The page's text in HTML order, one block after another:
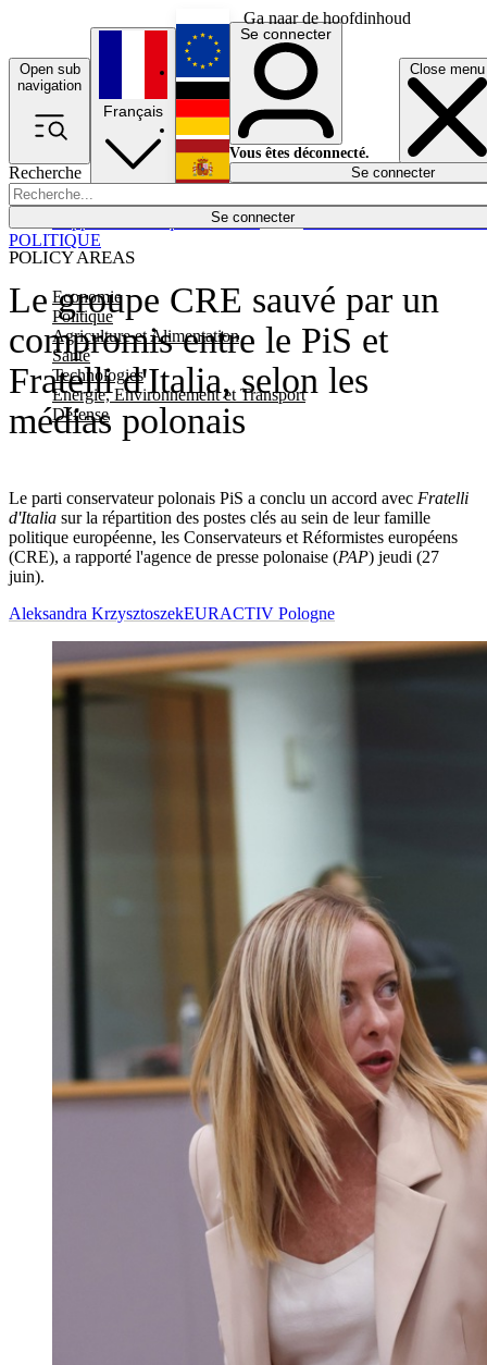
Ga naar de hoofdinhoud
Open sub
navigation
Close menu
Recherche
Se connecter
POLICY AREAS
Economie
Politique
Agriculture et Alimentation
Santé
Technologies
Energie, Environnement et Transport
Défense
Économie
Français
English
Deutsch
Español
Se connecter
Vous êtes déconnecté.
Se connecter
Le groupe CRE sauvé par un
compromis entre le PiS et
Fratelli d'Italia, selon les
médias polonais
Le parti conservateur polonais PiS a conclu un accord avec Fratelli
d'Italia sur la répartition des postes clés au sein de leur famille
politique européenne, les Conservateurs et Réformistes européens
(CRE), a rapporté l'agence de presse polonaise (PAP) jeudi (27
juin).
POLITIQUE
Aleksandra KrzysztoszekEURACTIV Pologne